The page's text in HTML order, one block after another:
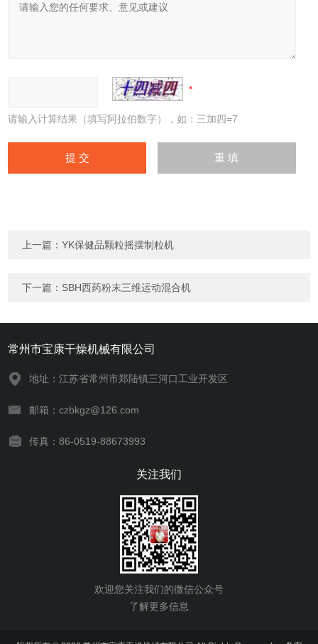
请输入计算结果（填写阿拉伯数字），如：三加四=7
上一篇：YK保健品颗粒摇摆制粒机
下一篇： SBH西药粉末三维运动混合机
常州市宝康干燥机械有限公司
地址：江苏省常州市郑陆镇三河口工业开发区
邮箱：czbkgz@126.com
传真：86-0519-88673993
关注我们
欢迎您关注我们的微信公众号
了解更多信息